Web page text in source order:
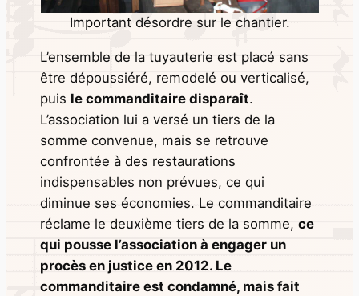
Important désordre sur le chantier.
L’ensemble de la tuyauterie est placé sans
être dépoussiéré, remodelé ou verticalisé,
puis le commanditaire disparaît.
L’association lui a versé un tiers de la
somme convenue, mais se retrouve
confrontée à des restaurations
indispensables non prévues, ce qui
diminue ses économies. Le commanditaire
réclame le deuxième tiers de la somme,ce
qui pousse l’association à engager un
procès en justice en 2012. Le
commanditaire est condamné, mais fait